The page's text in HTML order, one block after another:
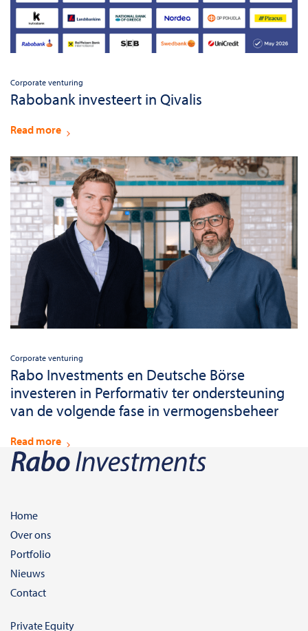
Corporate venturing
Rabobank investeert in Qivalis
Read more
Corporate venturing
Rabo Investments en Deutsche Börse
investeren in Performativ ter ondersteuning
van de volgende fase in vermogensbeheer
Read more
Home
Over ons
Portfolio
Nieuws
Contact
Private Equity